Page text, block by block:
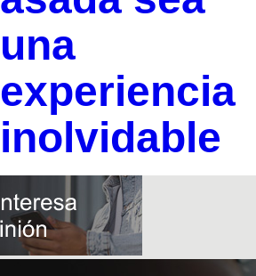
una
experiencia
inolvidable